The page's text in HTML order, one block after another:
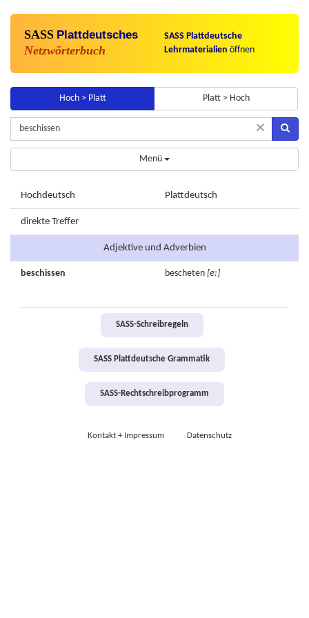
SASS Plattdeutsches
Netzwörterbuch
SASS Plattdeutsche
Lehrmaterialien öffnen
Hoch > Platt Platt > Hoch
×
Menü
Hochdeutsch Plattdeutsch
direkte Treffer
Adjektive und Adverbien
beschissen bescheten [e:]
SASS-Schreibregeln
SASS Plattdeutsche Grammatik
SASS-Rechtschreibprogramm
Kontakt + Impressum Datenschutz